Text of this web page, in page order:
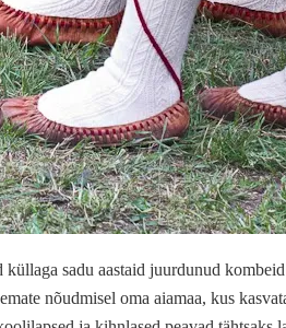
sadu aastaid juurdunud
nõudmisel oma aiamaa, kus